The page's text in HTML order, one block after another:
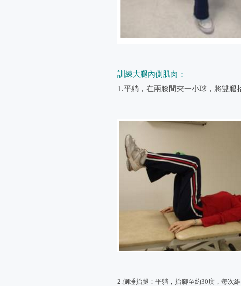
訓練大腿內側肌肉：
1.平躺，在兩膝間夾一小球，將雙
2.側睡抬腿：平躺，抬腳至約30度，每次